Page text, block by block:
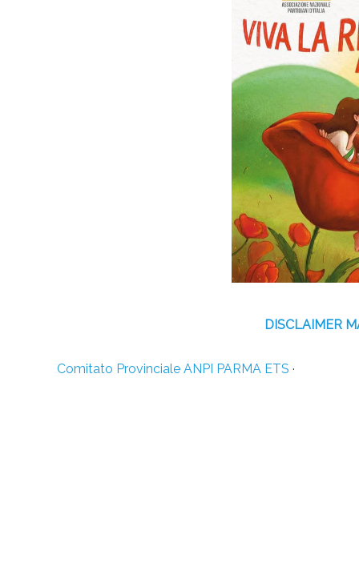
DISCLAIMER
Comitato Provinciale ANPI PARMA ETS ·